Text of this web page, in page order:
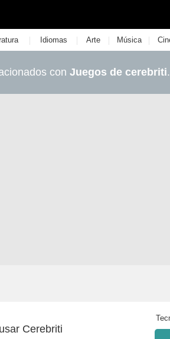
| Idiomas | Arte | Música |
con Juegos de cerebriti.
Cerebriti